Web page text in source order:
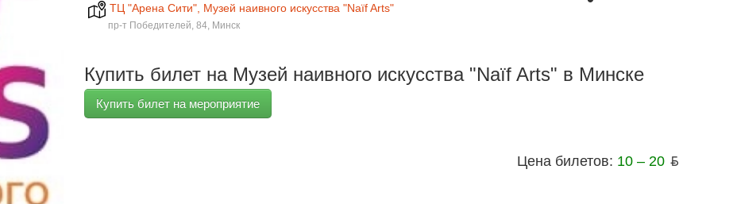
ТЦ "Арена Сити", Музей наивного искусства "Naïf Arts"
пр-т Победителей, 84, Минск
Купить билет на Музей наивного искусства "Naïf Arts" в Минске
Купить билет на мероприятие
Цена билетов: 10 – 20 ƃ